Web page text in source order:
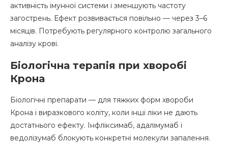
активність імунної системи і зменшують частоту
загострень. Ефект розвивається повільно — через 3–6
місяців. Потребують регулярного контролю загального
аналізу крові.
Біологічна терапія при хворобі
Крона
Біологічні препарати — для тяжких форм хвороби
Крона і виразкового коліту, коли інші ліки не дають
достатнього ефекту. Інфліксимаб, адалімумаб і
ведолізумаб блокують конкретні молекули запалення.